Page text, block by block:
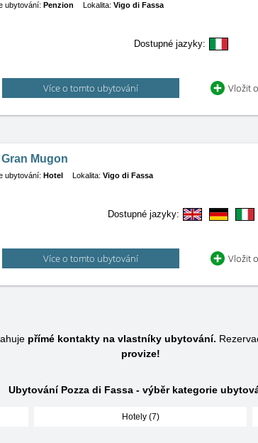
ubytování: Penzion Lokalita: Vigo di Fassa
Dostupné jazyky:
Více o tomto ubytování Vložit
Gran Mugon
ubytování: Hotel Lokalita: Vigo di Fassa
Dostupné jazyky:
Více o tomto ubytování Vložit
přímé kontakty na vlastníky ubytování.
provize!
Ubytování Pozza di Fassa - výběr kategorie
Hotely (7)